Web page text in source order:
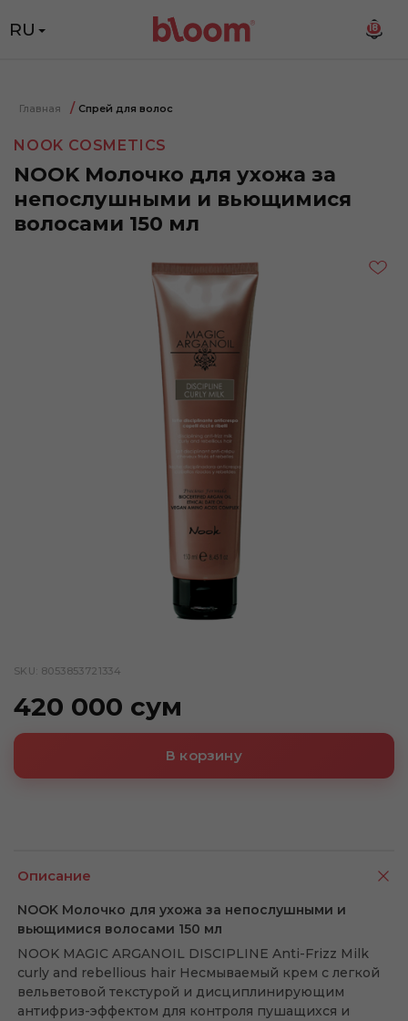
RU 18
Главная Спрей для волос
NOOK COSMETICS
NOOK Молочко для ухожа за
непослушными и вьющимися
волосами 150 мл
SKU: 8053853721334
420 000 сум
В корзину
Описание
NOOK Молочко для ухожа за непослушными и
вьющимися волосами 150 мл
NOOK MAGIC ARGANOIL DISCIPLINE Anti-Frizz Milk
curly and rebellious hair Несмываемый крем с легкой
вельветовой текстурой и дисциплинирующим
антифриз-эффектом для контроля пушащихся и